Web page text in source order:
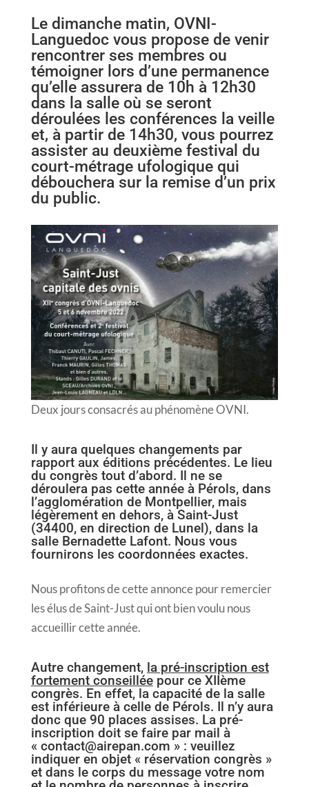
Le dimanche matin, OVNI-
Languedoc vous propose de venir
rencontrer ses membres ou
témoigner lors d’une permanence
qu’elle assurera de 10h à 12h30
dans la salle où se seront
déroulées les conférences la veille
et, à partir de 14h30, vous pourrez
assister au deuxième festival du
court-métrage ufologique qui
débouchera sur la remise d’un prix
du public.
Deux jours consacrés au phénomène OVNI.
Il y aura quelques changements par
rapport aux éditions précédentes. Le lieu
du congrès tout d’abord. Il ne se
déroulera pas cette année à Pérols, dans
l’agglomération de Montpellier, mais
légèrement en dehors, à Saint-Just
(34400, en direction de Lunel), dans la
salle Bernadette Lafont. Nous vous
fournirons les coordonnées exactes.
Nous profitons de cette annonce pour remercier
les élus de Saint-Just qui ont bien voulu nous
accueillir cette année.
Autre changement, la pré-inscription est
fortement conseilléepour ce XIIème
congrès. En effet, la capacité de la salle
est inférieure à celle de Pérols. Il n’y aura
donc que 90 places assises. La pré-
inscription doit se faire par mail à
« contact@airepan.com » : veuillez
indiquer en objet « réservation congrès »
et dans le corps du message votre nom